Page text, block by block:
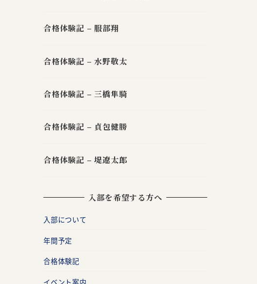
合格体験記 – 服部翔
合格体験記 – 水野敬太
合格体験記 – 三橋隼騎
合格体験記 – 貞包健勝
合格体験記 – 堤遼太郎
入部を希望する方へ
入部について
年間予定
合格体験記
イベント案内